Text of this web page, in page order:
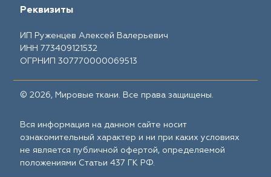
Реквизиты
ИП Руженцев Алексей Валерьевич
ИНН 773409121532
ОГРНИП 307770000069513
© 2026, Мировые ткани. Все права защищены.
Вся информация на данном сайте носит
ознакомительный характер и ни при каких условиях
не является публичной офертой, определяемой
положениями Статьи 437 ГК РФ.